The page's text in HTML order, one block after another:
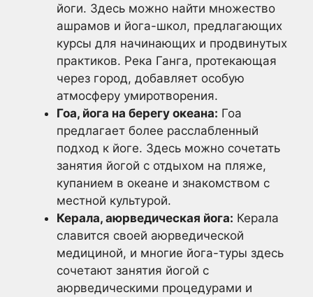
йоги. Здесь можно найти множество
ашрамов и йога-школ, предлагающих
курсы для начинающих и продвинутых
практиков. Река Ганга, протекающая
через город, добавляет особую
атмосферу умиротворения.
Гоа, йога на берегу океана: Гоа
предлагает более расслабленный
подход к йоге. Здесь можно сочетать
занятия йогой с отдыхом на пляже,
купанием в океане и знакомством с
местной культурой.
Керала, аюрведическая йога: Керала
славится своей аюрведической
медициной, и многие йога-туры здесь
сочетают занятия йогой с
аюрведическими процедурами и